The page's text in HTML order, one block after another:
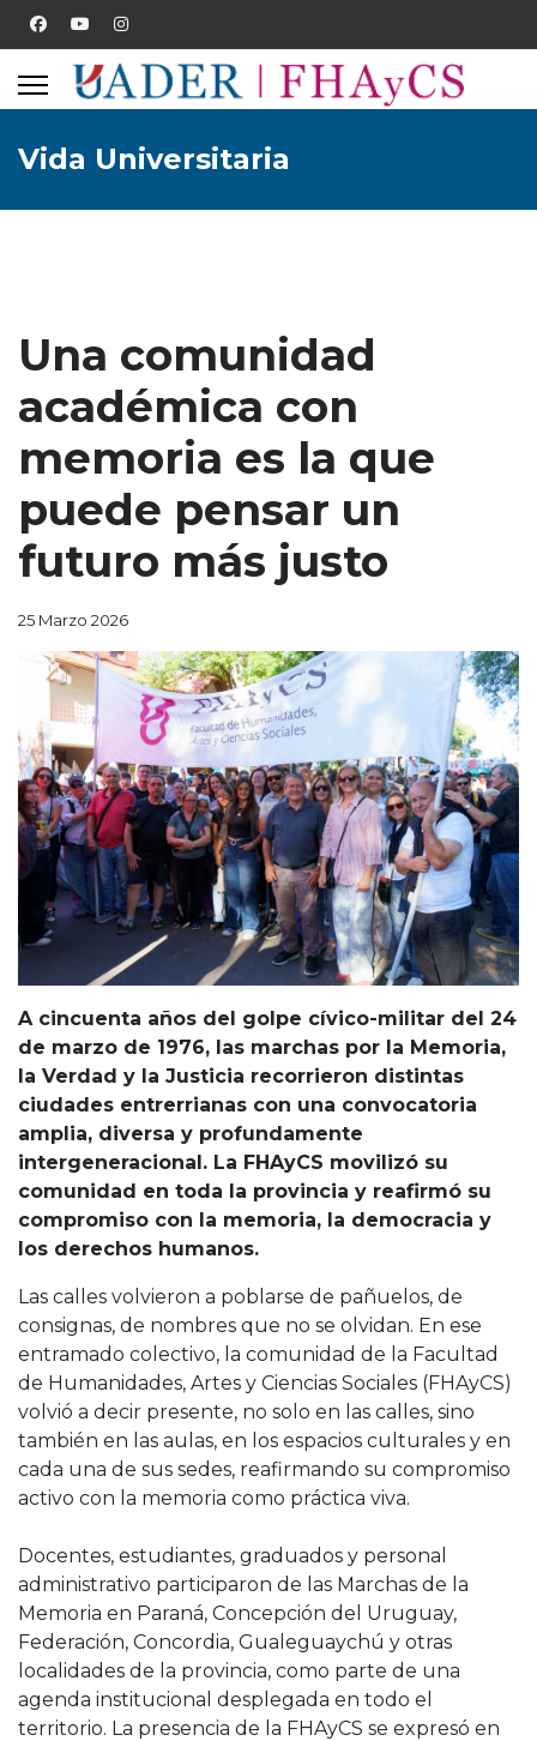
Vida Universitaria
Una comunidad
académica con
memoria es la que
puede pensar un
futuro más justo
25 Marzo 2026
A cincuenta años del golpe cívico-militar del 24
de marzo de 1976, las marchas por la Memoria,
la Verdad y la Justicia recorrieron distintas
ciudades entrerrianas con una convocatoria
amplia, diversa y profundamente
intergeneracional. La FHAyCS movilizó su
comunidad en toda la provincia y reafirmó su
compromiso con la memoria, la democracia y
los derechos humanos.
Las calles volvieron a poblarse de pañuelos, de
consignas, de nombres que no se olvidan. En ese
entramado colectivo, la comunidad de la Facultad
de Humanidades, Artes y Ciencias Sociales (FHAyCS)
volvió a decir presente, no solo en las calles, sino
también en las aulas, en los espacios culturales y en
cada una de sus sedes, reafirmando su compromiso
activo con la memoria como práctica viva.
Docentes, estudiantes, graduados y personal
administrativo participaron de las Marchas de la
Memoria en Paraná, Concepción del Uruguay,
Federación, Concordia, Gualeguaychú y otras
localidades de la provincia, como parte de una
agenda institucional desplegada en todo el
territorio. La presencia de la FHAyCS se expresó en